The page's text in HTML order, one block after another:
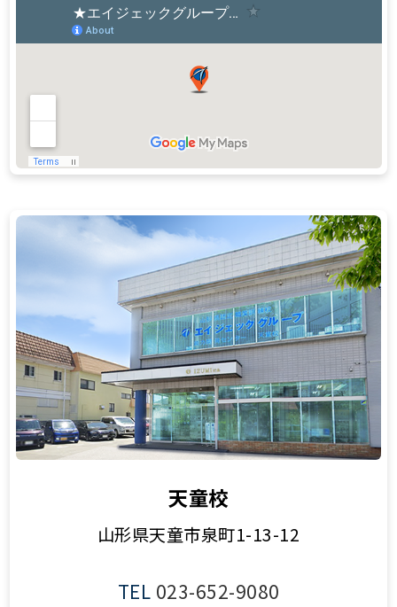
天童校
山形県天童市泉町1-13-12
TEL 023-652-9080